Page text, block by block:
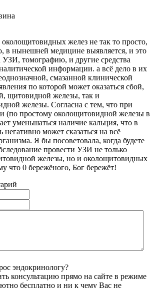
околощитовидных желез не так то просто,
в нынешней медицине выявляется, и это
УЗИ, томографию, и другие средства
информации. а всё дело в их
смазанной клинической
по которой может оказаться сбой,
щитовидной железы, так и
железы. Согласна с тем, что при
(по простому околощитовидной железы в
уменьшаться наличие кальция, что в
негативно может сказаться на всё
Я бы посоветовала, когда будете
провести УЗИ не только
железы, но и околощитовидных
что 0 бережёного, Бог бережёт!
эндокринологу?
консультацию прямо на сайте в режиме
бесплатно и ни к чему Вас не